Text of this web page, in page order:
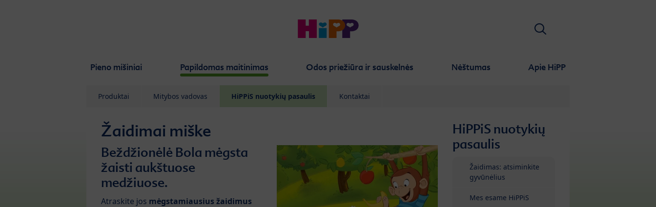
Pieno mišiniai Papildomas maitinimas Odos priežiūra ir sauskelnės Nėštumas Apie HiPP
Ieškoti
Produktai Mitybos vadovas HiPPiS nuotykių pasaulis Kontaktai
Žaidimai miške
Beždžionėlė Bola mėgsta
žaisti aukštuose
medžiuose.
Atraskite jos mėgstamiausius žaidimus
HiPPiS nuotykių
pasaulis
Žaidimas: atsiminkite
gyvūnėlius
Mes esame HiPPiS